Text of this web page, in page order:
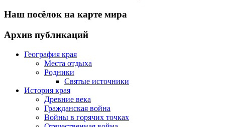
Наш посёлок на карте мира
Архив публикаций
География края
Места отдыха
Родники
Святые источники
История края
Древние века
Гражданская война
Войны в горячих точках